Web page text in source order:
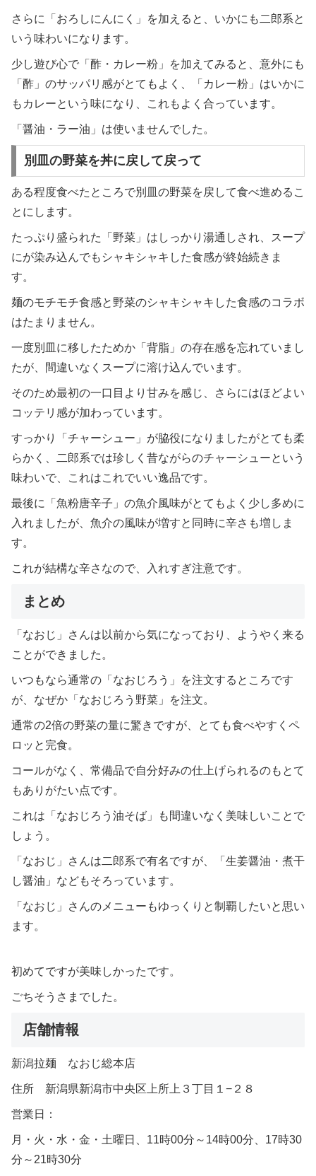
さらに「おろしにんにく」を加えると、いかにも二郎系と
いう味わいになります。
少し遊び心で「酢・カレー粉」を加えてみると、意外にも
「酢」のサッパリ感がとてもよく、「カレー粉」はいかに
もカレーという味になり、これもよく合っています。
「醤油・ラー油」は使いませんでした。
別皿の野菜を丼に戻して戻って
ある程度食べたところで別皿の野菜を戻して食べ進めるこ
とにします。
たっぷり盛られた「野菜」はしっかり湯通しされ、スープ
にが染み込んでもシャキシャキした食感が終始続きま
す。
麺のモチモチ食感と野菜のシャキシャキした食感のコラボ
はたまりません。
一度別皿に移したためか「背脂」の存在感を忘れていまし
たが、間違いなくスープに溶け込んでいます。
そのため最初の一口目より甘みを感じ、さらにはほどよい
コッテリ感が加わっています。
すっかり「チャーシュー」が脇役になりましたがとても柔
らかく、二郎系では珍しく昔ながらのチャーシューという
味わいで、これはこれでいい逸品です。
最後に「魚粉唐辛子」の魚介風味がとてもよく少し多めに
入れましたが、魚介の風味が増すと同時に辛さも増しま
す。
これが結構な辛さなので、入れすぎ注意です。
まとめ
「なおじ」さんは以前から気になっており、ようやく来る
ことができました。
いつもなら通常の「なおじろう」を注文するところです
が、なぜか「なおじろう野菜」を注文。
通常の2倍の野菜の量に驚きですが、とても食べやすくペ
ロッと完食。
コールがなく、常備品で自分好みの仕上げられるのもとて
もありがたい点です。
これは「なおじろう油そば」も間違いなく美味しいことで
しょう。
「なおじ」さんは二郎系で有名ですが、「生姜醤油・煮干
し醤油」などもそろっています。
「なおじ」さんのメニューもゆっくりと制覇したいと思い
ます。
初めてですが美味しかったです。
ごちそうさまでした。
店舗情報
新潟拉麺 なおじ総本店
住所 新潟県新潟市中央区上所上３丁目１−２８
営業日：
月・火・水・金・土曜日、11時00分～14時00分、17時30
分～21時30分